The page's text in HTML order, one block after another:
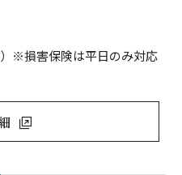
※損害保険は平日のみ対応